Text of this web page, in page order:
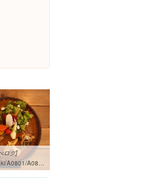
ログ]
A080102/8013363